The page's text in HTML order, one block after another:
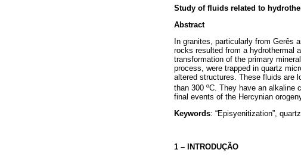
Study of fluids related to
Abstract
In granites, particularly from Gerês
rocks resulted from a hydrothermal
transformation of the primary
process, were trapped in quartz
altered structures. These fluids are
than 300 ºC. They have an alkaline
final events of the Hercynian
Keywords: “Episyenitization”,
1 – INTRODUÇÃO